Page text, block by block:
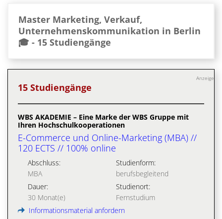
Master Marketing, Verkauf,
Unternehmenskommunikation in Berlin
🎓 - 15 Studiengänge
Anzeige
15 Studiengänge
WBS AKADEMIE – Eine Marke der WBS Gruppe mit
Ihren Hochschulkooperationen
E-Commerce und Online-Marketing (MBA) //
120 ECTS // 100% online
Abschluss:
MBA
Studienform:
berufsbegleitend
Dauer:
30 Monat(e)
Studienort:
Fernstudium
Informationsmaterial anfordern